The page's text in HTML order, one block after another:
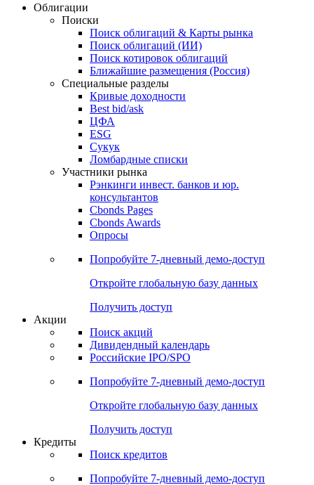
Облигации
Поиски
Поиск облигаций & Карты рынка
Поиск облигаций (ИИ)
Поиск котировок облигаций
Ближайшие размещения (Россия)
Специальные разделы
Кривые доходности
Best bid/ask
ЦФА
ESG
Сукук
Ломбардные списки
Участники рынка
Рэнкинги инвест. банков и юр.
консультантов
Cbonds Pages
Cbonds Awards
Опросы
Попробуйте 7-дневный демо-доступ
Откройте глобальную базу данных
Получить доступ
Акции
Поиск акций
Дивидендный календарь
Российские IPO/SPO
Попробуйте 7-дневный демо-доступ
Откройте глобальную базу данных
Получить доступ
Кредиты
Поиск кредитов
Попробуйте 7-дневный демо-доступ